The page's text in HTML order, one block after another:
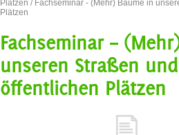
Plätzen / Fachseminar - (Mehr) Bäume in
Plätzen
Fachseminar –
unseren Straßen
öffentlichen Plätzen